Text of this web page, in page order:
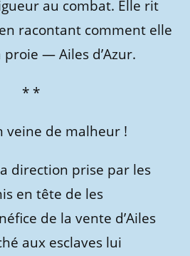
au combat. Elle rit
racontant comment elle
— Ailes d’Azur.
* *
veine de malheur !
direction prise par les
en tête de les
de la vente d’Ailes
aux esclaves lui